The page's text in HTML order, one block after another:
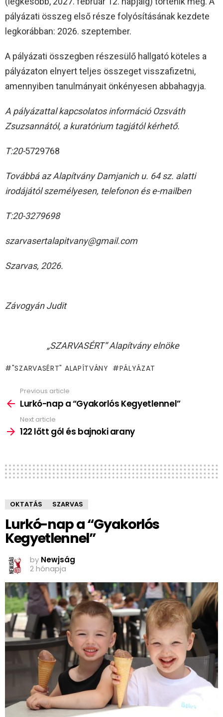
pályázati összeg első része folyósításának kezdete
legkorábban: 2026. szeptember.
A pályázati összegben részesülő hallgató köteles a
pályázaton elnyert teljes összeget visszafizetni,
amennyiben tanulmányait önkényesen abbahagyja.
A pályázattal kapcsolatos információ Ozsváth
Zsuzsannától, a kuratórium tagjától kérhető.
T:20-5729768
Továbbá az Alapítvány Damjanich u. 64 sz. alatti
irodájától személyesen, telefonon és e-mailben
T:20-3279698
szarvasertalapitvany@gmail.com
Szarvas, 2026.
Závogyán Judit
„SZARVASÉRT” Alapítvány elnöke
"SZARVASÉRT" ALAPÍTVÁNY PÁLYÁZAT
more
Previous article
Lurkó-nap a “Gyakorlós Kegyetlennel”
Next article
122 lőtt gól és bajnoki arany
OKTATÁS SZARVAS
Lurkó-nap a “Gyakorlós
Kegyetlennel”
by Newjság
2 hónapja